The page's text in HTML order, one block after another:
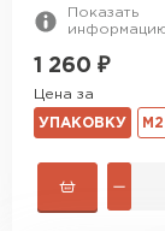
Показать
1 260 ₽
Цена за
УПАКОВКУ М2